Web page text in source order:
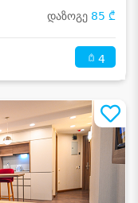
დაზოგე 85 ₾
4